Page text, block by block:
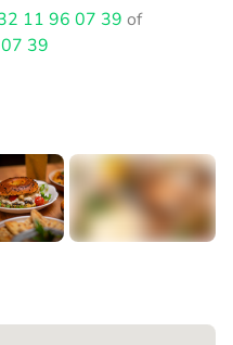
11 96 07 39 of
39